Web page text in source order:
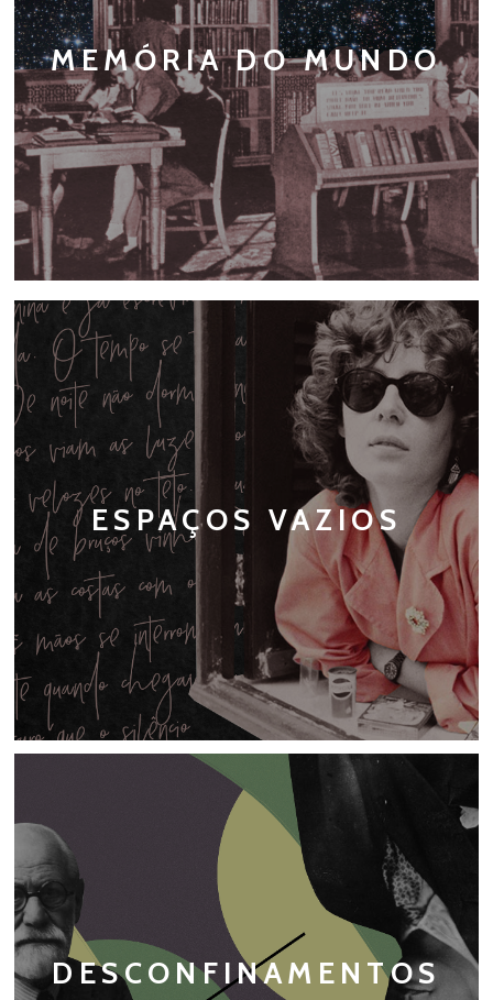
MEMÓRIA DO MUNDO
ESPAÇOS VAZIOS
DESCONFINAMENTOS